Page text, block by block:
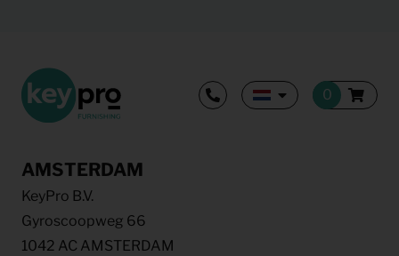
AMSTERDAM
KeyPro B.V.
Gyroscoopweg 66
1042 AC AMSTERDAM